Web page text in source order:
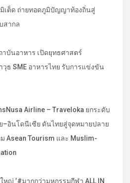
เต็ด ถ่ายทอดภูมิปัญญาท้องถิ่นสู่
สากล
าบันอาหาร เปิดยุทธศาสตร์
วุธ SME อาหารไทย รับการแข่งขัน
Airline – Traveloka ยกระดับ
–อินโดนีเซีย ดันไทยสู่จุดหมายปลาย
Asean Tourism และ Muslim-
หญ่ ‘#มากกว่ามหกรรมกีฬา ALL IN